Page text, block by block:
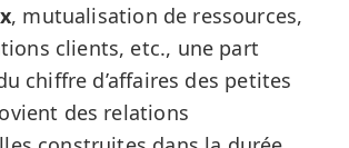
, mutualisation de ressources,
clients, etc., une part
chiffre d’affaires des petites
des relations